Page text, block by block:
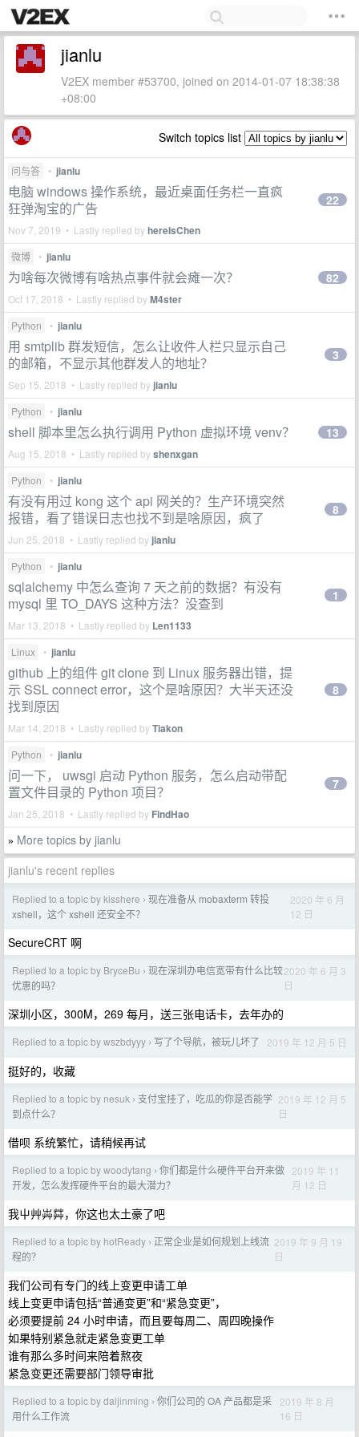
jianlu
V2EX member #53700, joined on 2014-01-07 18:38:38
+08:00
Switch topics list
问与答 • jianlu
电脑 windows 操作系统，最近桌面任务栏一直疯
狂弹淘宝的广告
Nov 7, 2019 • Lastly replied byhereIsChen
22
微博 • jianlu
为啥每次微博有啥热点事件就会瘫一次？
Oct 17, 2018 • Lastly replied byM4ster
82
Python • jianlu
用 smtplib 群发短信，怎么让收件人栏只显示自己
的邮箱，不显示其他群发人的地址？
Sep 15, 2018 • Lastly replied by jianlu
3
Python • jianlu
shell 脚本里怎么执行调用 Python 虚拟环境 venv？
Aug 15, 2018 • Lastly replied byshenxgan
13
Python • jianlu
有没有用过 kong 这个 api 网关的？生产环境突然
报错，看了错误日志也找不到是啥原因，疯了
Jun 25, 2018 • Lastly replied by jianlu
8
Python • jianlu
sqlalchemy 中怎么查询 7 天之前的数据？有没有
mysql 里 TO_DAYS 这种方法？没查到
Mar 13, 2018 • Lastly replied by Len1133
1
Linux • jianlu
github 上的组件 git clone 到 Linux 服务器出错，提
示 SSL connect error，这个是啥原因？大半天还没
找到原因
Mar 14, 2018 • Lastly replied byTiakon
8
Python • jianlu
问一下， uwsgi 启动 Python 服务，怎么启动带配
置文件目录的 Python 项目？
Jan 25, 2018 • Lastly replied by FindHao
7
» More topics by jianlu
jianlu's recent replies
Replied to a topic by kisshere › 现在准备从 mobaxterm 转投
xshell，这个 xshell 还安全不？
2020 年 6 月
12 日
SecureCRT 啊
Replied to a topic by BryceBu › 现在深圳办电信宽带有什么比较
优惠的吗？
2020 年 6 月 3
日
深圳小区，300M，269 每月，送三张电话卡，去年办的
Replied to a topic by wszbdyyy › 写了个导航，被玩儿坏了 2019 年 12 月 5 日
挺好的，收藏
Replied to a topic by nesuk › 支付宝挂了，吃瓜的你是否能学
到点什么？
2019 年 12 月 5
日
借呗 系统繁忙，请稍候再试
Replied to a topic by woodytang › 你们都是什么硬件平台开来做
开发，怎么发挥硬件平台的最大潜力？
2019 年 11
月 12 日
我屮艸芔茻，你这也太土豪了吧
Replied to a topic by hotReady › 正常企业是如何规划上线流
程的？
2019 年 9 月 19
日
我们公司有专门的线上变更申请工单
线上变更申请包括“普通变更”和“紧急变更”，
必须要提前 24 小时申请，而且要每周二、周四晚操作
如果特别紧急就走紧急变更工单
谁有那么多时间来陪着熬夜
紧急变更还需要部门领导审批
Replied to a topic by daijinming › 你们公司的 OA 产品都是采
用什么工作流
2019 年 8 月
16 日